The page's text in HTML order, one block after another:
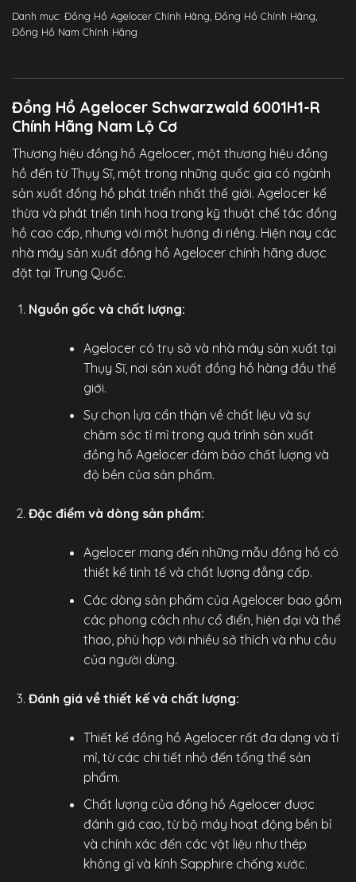
Danh mục: Đồng Hồ Agelocer Chính Hãng, Đồng Hồ Chính Hãng,
Đồng Hồ Nam Chính Hãng
Đồng Hồ Agelocer Schwarzwald 6001H1-R
Chính Hãng Nam Lộ Cơ
Thương hiệu đồng hồ Agelocer, một thương hiệu đồng
hồ đến từ Thụy Sĩ, một trong những quốc gia có ngành
sản xuất đồng hồ phát triển nhất thế giới. Agelocer kế
thừa và phát triển tinh hoa trong kỹ thuật chế tác đồng
hồ cao cấp, nhưng với một hướng đi riêng. Hiện nay các
nhà máy sản xuất đồng hồ Agelocer chính hãng được
đặt tại Trung Quốc.
Nguồn gốc và chất lượng:
Agelocer có trụ sở và nhà máy sản xuất tại
Thụy Sĩ, nơi sản xuất đồng hồ hàng đầu thế
giới.
Sự chọn lựa cẩn thận về chất liệu và sự
chăm sóc tỉ mỉ trong quá trình sản xuất
đồng hồ Agelocer đảm bảo chất lượng và
độ bền của sản phẩm.
Đặc điểm và dòng sản phẩm:
Agelocer mang đến những mẫu đồng hồ có
thiết kế tinh tế và chất lượng đẳng cấp.
Các dòng sản phẩm của Agelocer bao gồm
các phong cách như cổ điển, hiện đại và thể
thao, phù hợp với nhiều sở thích và nhu cầu
của người dùng.
Đánh giá về thiết kế và chất lượng:
Thiết kế đồng hồ Agelocerrất đa dạng và tỉ
mỉ, từ các chi tiết nhỏ đến tổng thể sản
phẩm.
Chất lượng của đồng hồ Agelocer được
đánh giá cao, từ bộ máy hoạt động bền bỉ
và chính xác đến các vật liệu như thép
không gỉ và kính Sapphire chống xước.